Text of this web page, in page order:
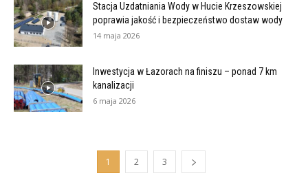
Stacja Uzdatniania Wody w Hucie Krzeszowskiej
poprawia jakość i bezpieczeństwo dostaw wody
14 maja 2026
Inwestycja w Łazorach na finiszu – ponad 7 km
kanalizacji
6 maja 2026
1 2 3